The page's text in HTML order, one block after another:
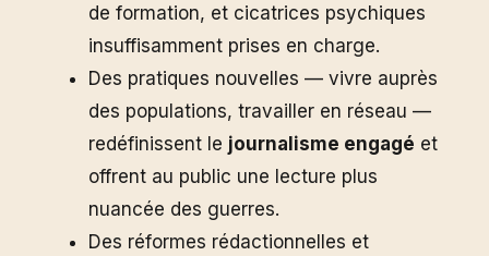
de formation, et cicatrices psychiques
insuffisamment prises en charge.
Des pratiques nouvelles — vivre auprès
des populations, travailler en réseau —
redéfinissent le journalisme engagé et
offrent au public une lecture plus
nuancée des guerres.
Des réformes rédactionnelles et